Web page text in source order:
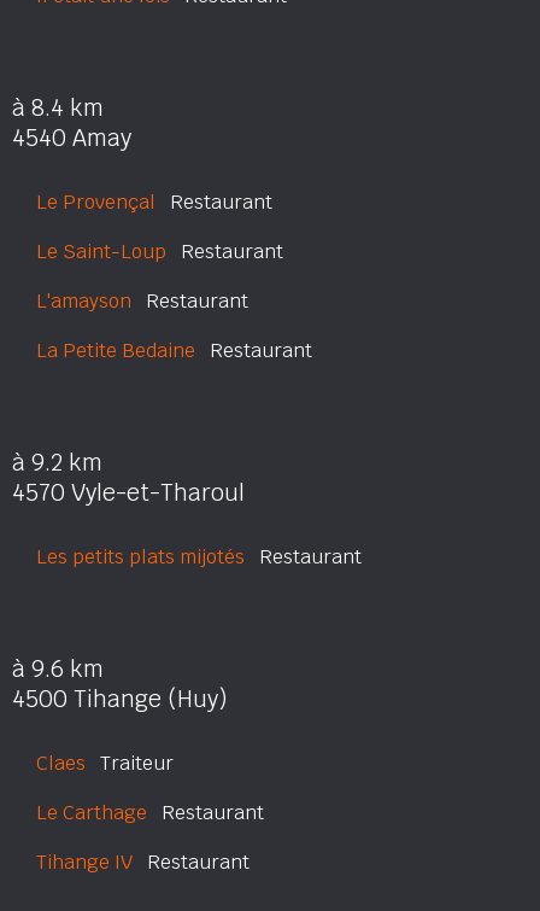
à 8.4 km
4540 Amay
Le Provençal Restaurant
Le Saint-Loup Restaurant
L'amayson Restaurant
La Petite Bedaine Restaurant
à 9.2 km
4570 Vyle-et-Tharoul
Les petits plats mijotés Restaurant
à 9.6 km
4500 Tihange (Huy)
Claes Traiteur
Le Carthage Restaurant
Tihange IV Restaurant